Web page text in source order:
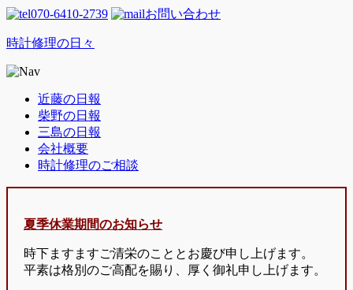
070-6410-2739 お問い合わせ
時計修理の日々
近藤の日報
柴野の日報
三島の日報
会社概要
時計修理のご相談
夏季休業期間のお知らせ
時下ますますご清栄のこととお慶び申し上げます。
平素は格別のご高配を賜り、厚く御礼申し上げます。